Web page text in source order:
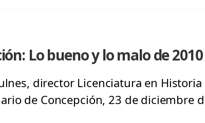
Lo bueno y lo malo de 2010
director Licenciatura en
de Concepción, 23 de diciembre